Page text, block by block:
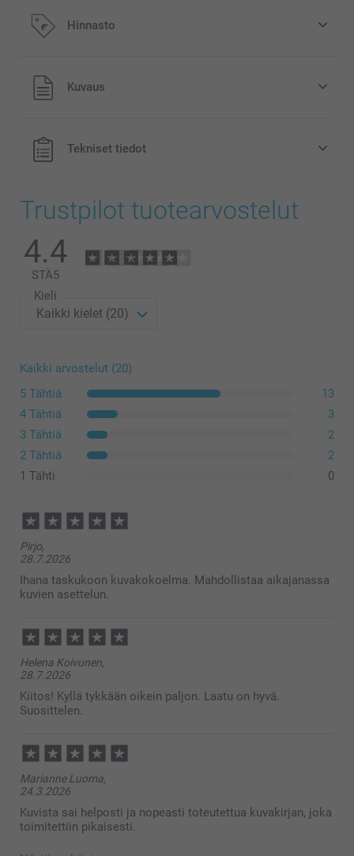
Hinnasto
Kaikki hinnat ovat euroina, sisältävät arvonlisäveron ja
eivät sisällä postikuluja.
Kuvaus
Tekniset tiedot
Trustpilot tuotearvostelut
4.4
STÄ5
Kieli
Kaikki arvostelut (20)
5 Tähtiä
13
4 Tähtiä
3
3 Tähtiä
2
2 Tähtiä
2
1 Tähti
0
Pirjo,
28.7.2026
Ihana taskukoon kuvakokoelma. Mahdollistaa aikajanassa
kuvien asettelun.
Helena Koivunen,
28.7.2026
Kiitos! Kyllä tykkään oikein paljon. Laatu on hyvä.
Suosittelen.
Marianne Luoma,
24.3.2026
Kuvista sai helposti ja nopeasti toteutettua kuvakirjan, joka
toimitettiin pikaisesti.